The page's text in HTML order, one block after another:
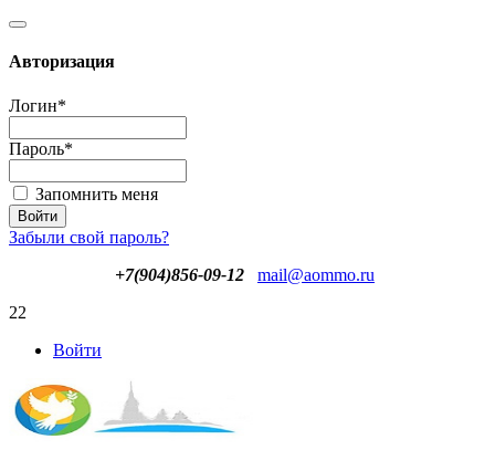
Авторизация
Логин*
Пароль*
Запомнить меня
Забыли свой пароль?
+7(904)856-09-12
mail@aommo.ru
22
Войти